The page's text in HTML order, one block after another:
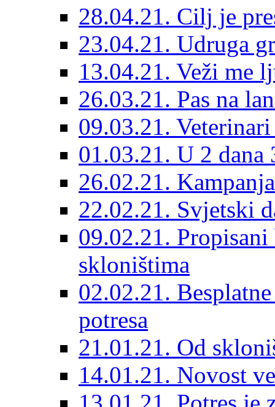
28.04.21. Cilj je
23.04.21. Udruga
13.04.21. Veži me
26.03.21. Pas na
09.03.21.
01.03.21. U 2
26.02.21.
22.02.21. Svjetski
09.02.21.
skloništima
02.02.21.
potresa
21.01.21. Od
14.01.21. Novost